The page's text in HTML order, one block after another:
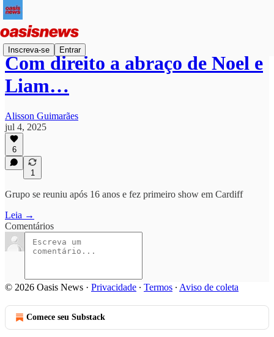
Inscreva-se Entrar
Com direito a abraço de Noel e
Liam…
Alisson Guimarães
jul 4, 2025
6
1
Grupo se reuniu após 16 anos e fez primeiro show em Cardiff
Leia →
Comentários
© 2026 Oasis News · Privacidade ∙ Termos ∙ Aviso de coleta
Comece seu Substack